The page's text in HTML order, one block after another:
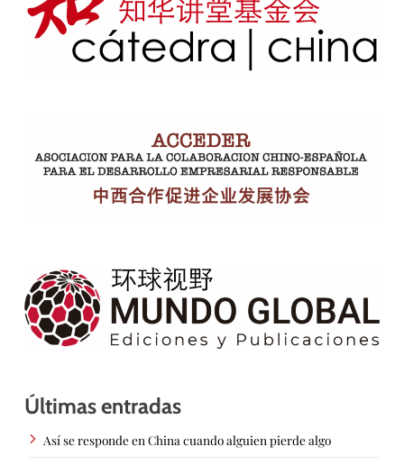
Últimas entradas
Así se responde en China cuando alguien pierde algo